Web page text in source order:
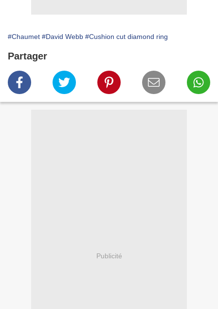
#Chaumet #David Webb #Cushion cut diamond ring
Partager
Publicité